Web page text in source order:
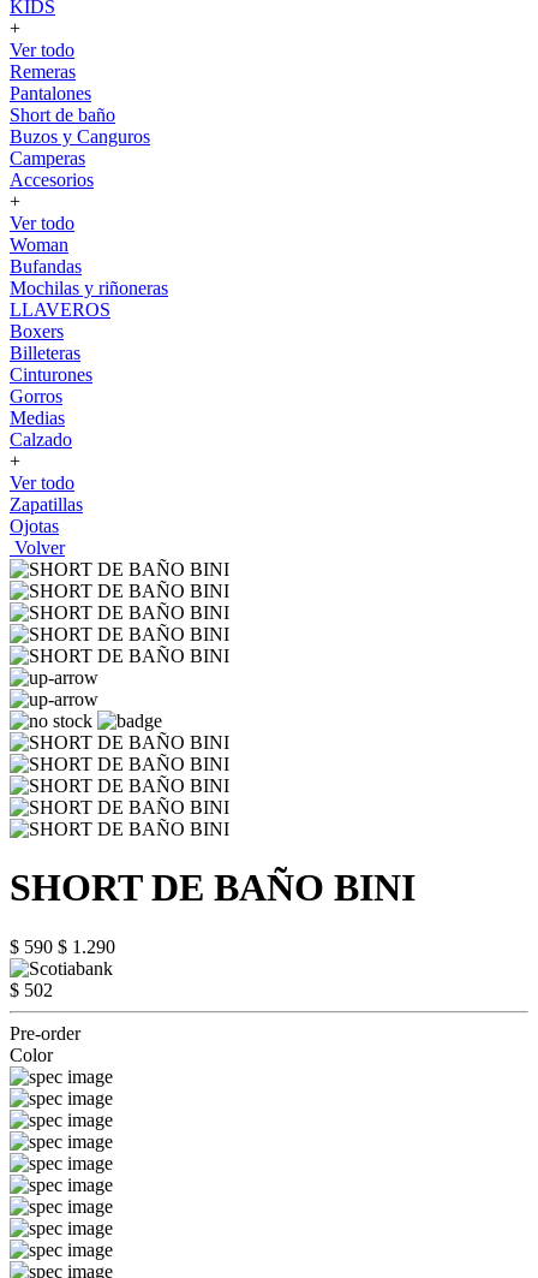
KIDS
+
Ver todo
Remeras
Pantalones
Short de baño
Buzos y Canguros
Camperas
Accesorios
+
Ver todo
Woman
Bufandas
Mochilas y riñoneras
LLAVEROS
Boxers
Billeteras
Cinturones
Gorros
Medias
Calzado
+
Ver todo
Zapatillas
Ojotas
Volver
SHORT DE BAÑO BINI
$ 590 $ 1.290
$ 502
Pre-order
Color